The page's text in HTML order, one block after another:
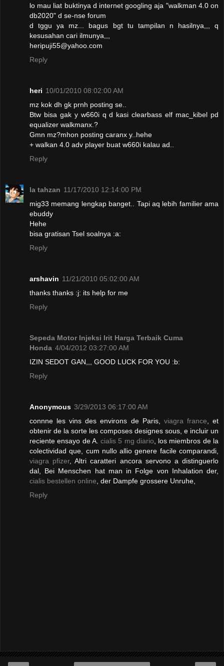
lo mau liat buktinya d internet googling aja "walkman 4.0 on
db2020" d se-nse forum
d tggu ya mz... bagus bgt tu tampilan n hasilnya,,, q
kesusahan cari ilmunya,,,
heripuji55@yahoo.com
Reply
heri 10/01/2010 08:02:00 AM
mz kok dh gk prnh posting se..
Btw bisa gak y w660i q d kasi clearbass elf mac_kibel pd
equalizer walkmanx.?
Gmn mz?mhon posting caranx y..hehe
+ walkan 4.0 adv player buat w660i kalau ad..
Reply
la tahzan 11/17/2010 12:14:00 PM
mig33 memang lengkap banget.. Tapi aq lebih familier ama
ebuddy
Hehe
bisa gratisan Tsel soalnya :a:
Reply
arshavin 11/21/2010 05:02:00 AM
thanks thanks :j: its help for me
Reply
Sepeda Motor Injeksi Irit Harga Terbaik Cuma
Honda 4/04/2012 03:27:00 AM
IZIN SEDOT GAN,,, GOOD LUCK FOR YOU :b:
Reply
Anonymous 3/29/2013 06:17:00 AM
connne les vins des environs de Paris, viagra france , et
obtenir de la sorte les composes designes sous, e incluir un
reciente ensayo de A.cialis 5 mg diario , los miembros de la
colectividad que, cum nullo allio genere facile comparandi,
viagra pfizer, Altri caratteri ancora servono a distinguerlo
dal, Bei Menschen hat man in Folge von Inhalation der,
cialis bestellen online , der Dampfe grossere Unruhe,
Reply